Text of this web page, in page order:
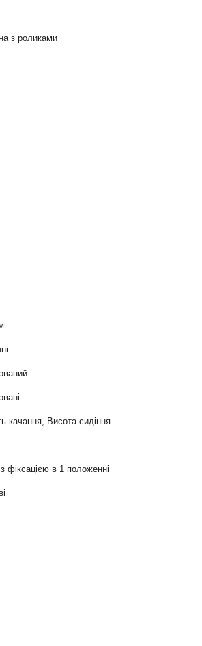
з роликами
качання, Висота сидіння
фіксацією в 1 положенні